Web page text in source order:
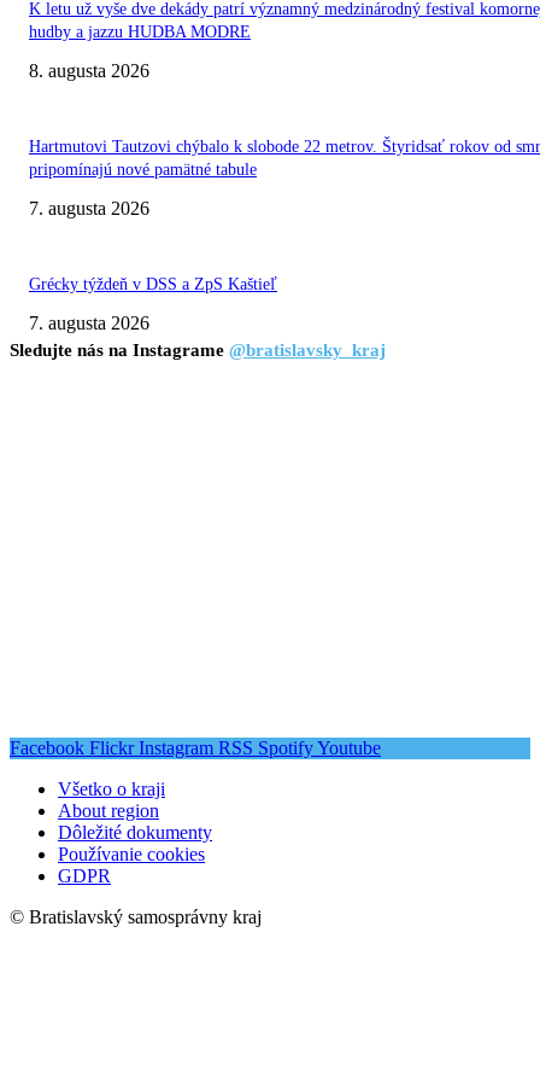
K letu už vyše dve dekády patrí významný medzinárodný festival
hudby a jazzu HUDBA MODRE
8. augusta 2026
Hartmutovi Tautzovi chýbalo k slobode 22 metrov. Štyridsať rokov od
pripomínajú nové pamätné tabule
7. augusta 2026
Grécky týždeň v DSS a ZpS Kaštieľ
7. augusta 2026
Sledujte nás na Instagrame @bratislavsky_kraj
Facebook Flickr Instagram RSS SpotifyYoutube
Všetko o kraji
About region
Dôležité dokumenty
Používanie cookies
GDPR
© Bratislavský samosprávny kraj